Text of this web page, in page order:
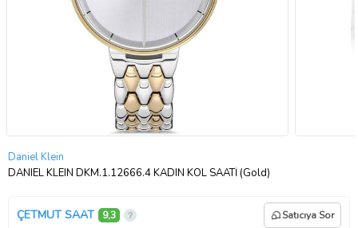
Daniel Klein
DANIEL KLEIN DKM.1.12666.4 KADIN KOL SAATİ (Gold)
ÇETMUT SAAT 9,3 Satıcıya Sor